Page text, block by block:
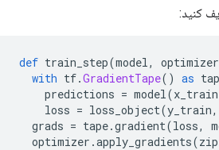
کنید:
def train_step(model, optimizer
with tf.GradientTape() as
predictions = model(x_train
loss = loss_object(y_train,
grads = tape.gradient(loss,
optimizer .apply_gradients(zip